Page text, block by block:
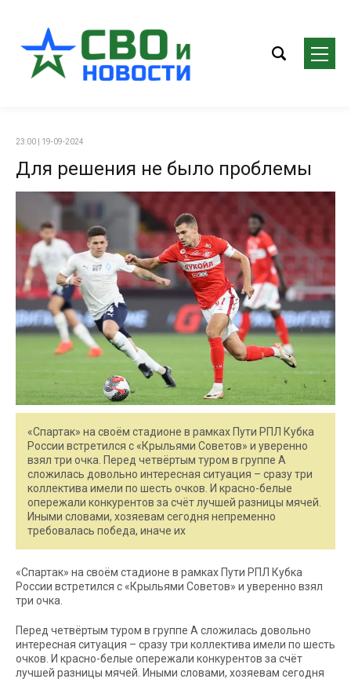
23:00 | 19-09-2024
Для решения не было проблемы
«Спартак» на своём стадионе в рамках Пути РПЛ Кубка
России встретился с «Крыльями Советов» и уверенно
взял три очка. Перед четвёртым туром в группе А
сложилась довольно интересная ситуация – сразу три
коллектива имели по шесть очков. И красно-белые
опережали конкурентов за счёт лучшей разницы мячей.
Иными словами, хозяевам сегодня непременно
требовалась победа, иначе их
«Спартак» на своём стадионе в рамках Пути РПЛ Кубка
России встретился с «Крыльями Советов» и уверенно взял
три очка.
Перед четвёртым туром в группе А сложилась довольно
интересная ситуация – сразу три коллектива имели по шесть
очков. И красно-белые опережали конкурентов за счёт
лучшей разницы мячей. Иными словами, хозяевам сегодня